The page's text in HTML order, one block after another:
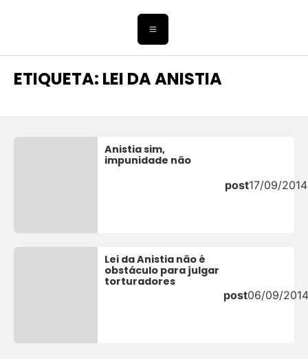
ETIQUETA: LEI DA ANISTIA
Anistia sim,
impunidade não
post17/09/2014
Lei da Anistia não é
obstáculo para julgar
torturadores
post06/09/